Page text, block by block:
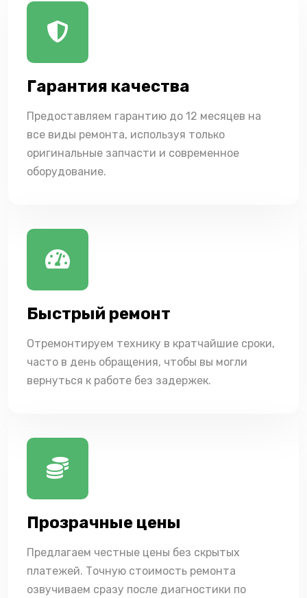
Гарантия качества
Предоставляем гарантию до 12 месяцев на
все виды ремонта, используя только
оригинальные запчасти и современное
оборудование.
Быстрый ремонт
Отремонтируем технику в кратчайшие сроки,
часто в день обращения, чтобы вы могли
вернуться к работе без задержек.
Прозрачные цены
Предлагаем честные цены без скрытых
платежей. Точную стоимость ремонта
озвучиваем сразу после диагностики по